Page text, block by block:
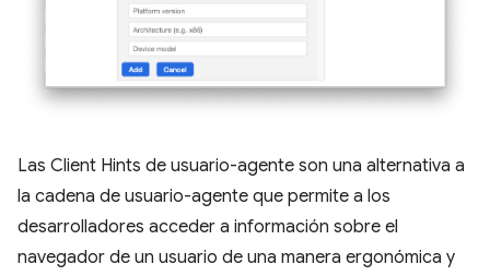
Las Client Hints de usuario-agente son una alternativa a
la cadena de usuario-agente que permite a los
desarrolladores acceder a información sobre el
navegador de un usuario de una manera ergonómica y